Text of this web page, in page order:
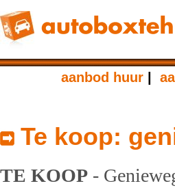
aanbod huur
Te koop:
TE KOOP -